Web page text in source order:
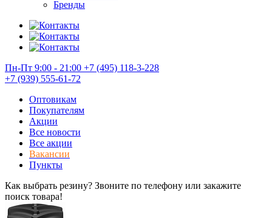
Бренды
Пн-Пт 9:00 - 21:00 +7 (495) 118-3-228
+7 (939) 555-61-72
Оптовикам
Покупателям
Акции
Все новости
Все акции
Вакансии
Пункты
Как выбрать резину? Звоните по телефону или закажите
поиск товара!